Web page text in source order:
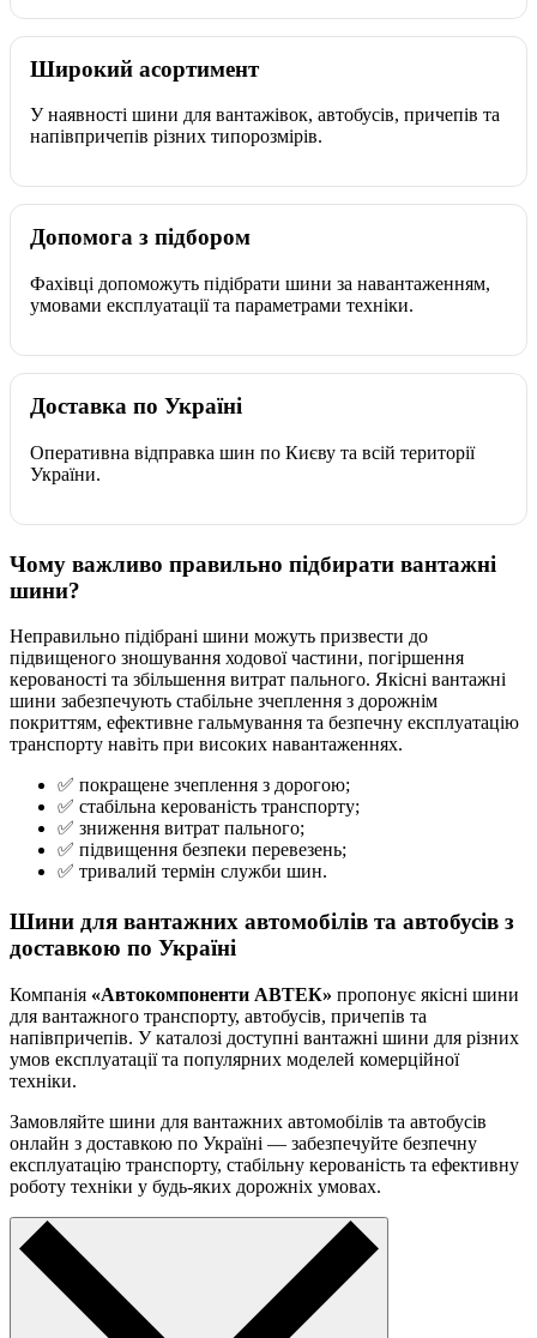
Широкий асортимент
У наявності шини для вантажівок, автобусів, причепів та
напівпричепів різних типорозмірів.
Допомога з підбором
Фахівці допоможуть підібрати шини за навантаженням,
умовами експлуатації та параметрами техніки.
Доставка по Україні
Оперативна відправка шин по Києву та всій території
України.
Чому важливо правильно підбирати вантажні
шини?
Неправильно підібрані шини можуть призвести до
підвищеного зношування ходової частини, погіршення
керованості та збільшення витрат пального. Якісні вантажні
шини забезпечують стабільне зчеплення з дорожнім
покриттям, ефективне гальмування та безпечну експлуатацію
транспорту навіть при високих навантаженнях.
✅ покращене зчеплення з дорогою;
✅ стабільна керованість транспорту;
✅ зниження витрат пального;
✅ підвищення безпеки перевезень;
✅ тривалий термін служби шин.
Шини для вантажних автомобілів та автобусів з
доставкою по Україні
Компанія «Автокомпоненти АВТЕК» пропонує якісні шини
для вантажного транспорту, автобусів, причепів та
напівпричепів. У каталозі доступні вантажні шини для різних
умов експлуатації та популярних моделей комерційної
техніки.
Замовляйте шини для вантажних автомобілів та автобусів
онлайн з доставкою по Україні — забезпечуйте безпечну
експлуатацію транспорту, стабільну керованість та ефективну
роботу техніки у будь-яких дорожніх умовах.